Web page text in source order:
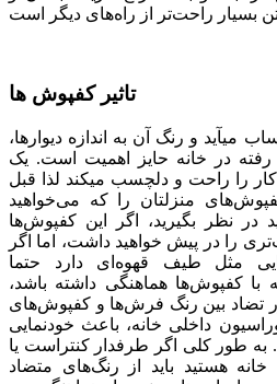
تاثیر کفپوش ها
می­آید و رنگ آن به اندازه دیوارها،
رفته در خانه حایز اهمیت است. یک
را راحت و دلچسب می­کند لذا قبل
منزلتان را که می‌خواهید
نظر بگیرید، اگر این کفپوش‌ها
را در پیش خواهید داشت، اما اگر
مثل طیف قهوه‌ای دارد حتما
با کفپوش‌ها هماهنگی داشته باشد،
تضاد بین رنگ فرش‌ها و کفپوش‌های
داخلی خانه، باعث خودنمایی
طور کلی اگر طرفدار کنتراست یا
هستید باید از رنگ‌های متضاد